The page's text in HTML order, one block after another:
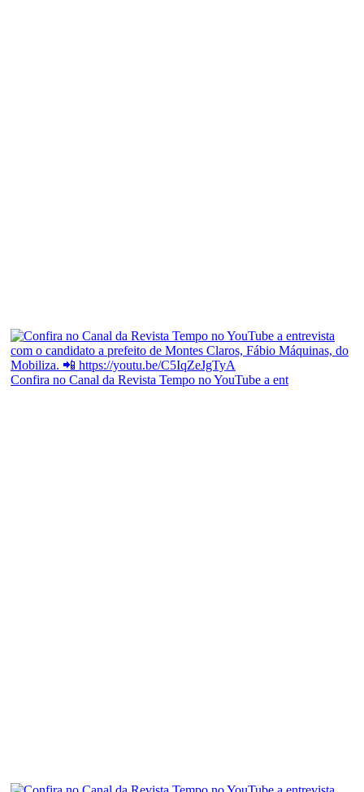
Confira no Canal da Revista Tempo no YouTube a ent